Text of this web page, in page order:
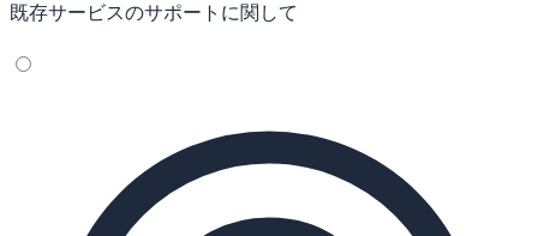
既存サービスのサポートに関して